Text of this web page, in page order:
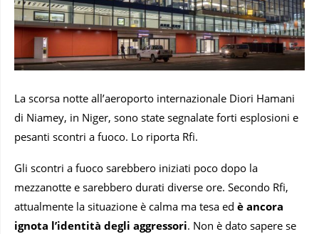
La scorsa notte all’aeroporto internazionale Diori Hamani
di Niamey, in Niger, sono state segnalate forti esplosioni e
pesanti scontri a fuoco. Lo riporta Rfi.
Gli scontri a fuoco sarebbero iniziati poco dopo la
mezzanotte e sarebbero durati diverse ore. Secondo Rfi,
attualmente la situazione è calma ma tesa ed è ancora
ignota l’identità degli aggressori. Non è dato sapere se